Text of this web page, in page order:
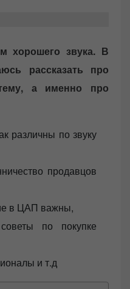
хорошего звука. В
рассказать про
а именно про
различны по звуку
продавцов
в ЦАП важны,
по покупке
и т.д